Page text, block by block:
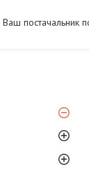
Ваш постачальник